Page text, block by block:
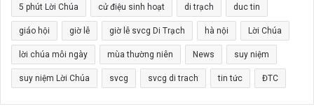
5 phút Lời Chúa cử điệu sinh hoạt di trạch duc tin
giáo hội giờ lễ giờ lễ svcg Di Trạch hà nội Lời Chúa
lời chúa mỗi ngày mùa thường niên News suy niệm
suy niệm Lời Chúa svcg svcg di trach tin tức ĐTC